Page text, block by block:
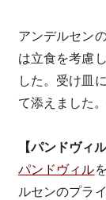
アンデルセン
は立食を考慮
した。受け皿
て添えました
【パンドヴィ
パンドヴィル
ルセンのプラ